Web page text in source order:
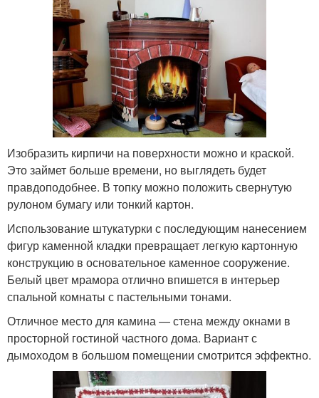
Изобразить кирпичи на поверхности можно и краской.
Это займет больше времени, но выглядеть будет
правдоподобнее. В топку можно положить свернутую
рулоном бумагу или тонкий картон.
Использование штукатурки с последующим нанесением
фигур каменной кладки превращает легкую картонную
конструкцию в основательное каменное сооружение.
Белый цвет мрамора отлично впишется в интерьер
спальной комнаты с пастельными тонами.
Отличное место для камина — стена между окнами в
просторной гостиной частного дома. Вариант с
дымоходом в большом помещении смотрится эффектно.